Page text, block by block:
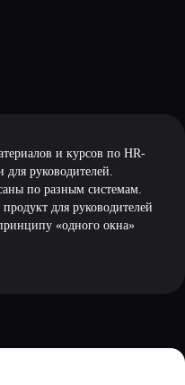
и курсов по HR-
руководителей.
по разным системам.
для руководителей
«одного окна»